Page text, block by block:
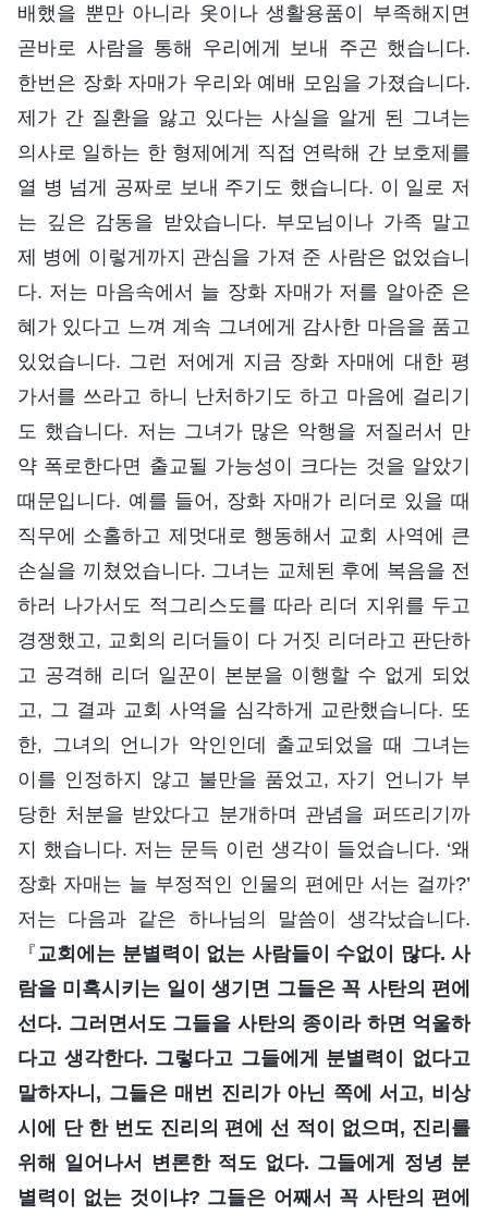
배했을 뿐만 아니라 옷이나 생활용품이 부족해지면
곧바로 사람을 통해 우리에게 보내 주곤 했습니다.
한번은 장화 자매가 우리와 예배 모임을 가졌습니다.
제가 간 질환을 앓고 있다는 사실을 알게 된 그녀는
의사로 일하는 한 형제에게 직접 연락해 간 보호제를
열 병 넘게 공짜로 보내 주기도 했습니다. 이 일로 저
는 깊은 감동을 받았습니다. 부모님이나 가족 말고
제 병에 이렇게까지 관심을 가져 준 사람은 없었습니
다. 저는 마음속에서 늘 장화 자매가 저를 알아준 은
혜가 있다고 느껴 계속 그녀에게 감사한 마음을 품고
있었습니다. 그런 저에게 지금 장화 자매에 대한 평
가서를 쓰라고 하니 난처하기도 하고 마음에 걸리기
도 했습니다. 저는 그녀가 많은 악행을 저질러서 만
약 폭로한다면 출교될 가능성이 크다는 것을 알았기
때문입니다. 예를 들어, 장화 자매가 리더로 있을 때
직무에 소홀하고 제멋대로 행동해서 교회 사역에 큰
손실을 끼쳤었습니다. 그녀는 교체된 후에 복음을 전
하러 나가서도 적그리스도를 따라 리더 지위를 두고
경쟁했고, 교회의 리더들이 다 거짓 리더라고 판단하
고 공격해 리더 일꾼이 본분을 이행할 수 없게 되었
고, 그 결과 교회 사역을 심각하게 교란했습니다. 또
한, 그녀의 언니가 악인인데 출교되었을 때 그녀는
이를 인정하지 않고 불만을 품었고, 자기 언니가 부
당한 처분을 받았다고 분개하며 관념을 퍼뜨리기까
지 했습니다. 저는 문득 이런 생각이 들었습니다. ‘왜
장화 자매는 늘 부정적인 인물의 편에만 서는 걸까?’
저는 다음과 같은 하나님의 말씀이 생각났습니다.
『 교회에는 분별력이 없는 사람들이 수없이 많다. 사
람을 미혹시키는 일이 생기면 그들은 꼭 사탄의 편에
선다. 그러면서도 그들을 사탄의 종이라 하면 억울하
다고 생각한다. 그렇다고 그들에게 분별력이 없다고
말하자니, 그들은 매번 진리가 아닌 쪽에 서고, 비상
시에 단 한 번도 진리의 편에 선 적이 없으며, 진리를
위해 일어나서 변론한 적도 없다. 그들에게 정녕 분
별력이 없는 것이냐? 그들은 어째서 꼭 사탄의 편에